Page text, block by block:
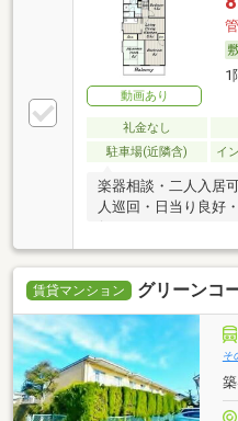
動画あり
1
礼金なし
駐車場(近隣含)
イ
楽器相談・二人入居
人巡回・日当り良好
賃貸マンション グリーンコ
そ